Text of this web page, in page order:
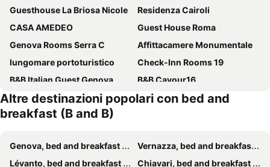
Guesthouse La Briosa Nicole
Residenza Cairoli
CASA AMEDEO
Guest House Roma
Genova Rooms Serra C
Affittacamere Monumentale
lungomare portoturistico
Check-Inn Rooms 19
B&B Italian Guest Genova
B&B Cavour16
Bb Tube
Genova Suite Art
B&B LE TRE ISOLE
Stella Marina
Soffio Di Mare
Altre destinazioni popolari con bed and
breakfast (B and B)
Genova, bed and breakfast (B and B)
Vernazza, bed and breakfast (B and B)
Lévanto, bed and breakfast (B and B)
Chiavari, bed and breakfast (B and B)